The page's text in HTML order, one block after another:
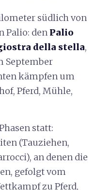
südlich von
Palio: den Palio
della stella,
September
kämpfen um
Pferd, Mühle,
statt:
(Tauziehen,
an denen die
gefolgt vom
zu Pferd,